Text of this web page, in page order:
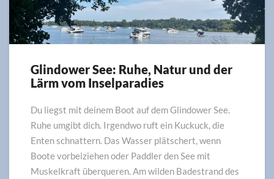
Glindower
See:
Natur
und
der
vom
Inselparadies
Glindower See: Ruhe, Natur und der
Lärm vom Inselparadies
Du liegst mit deinem Boot auf dem Glindower See.
Ruhe umgibt dich. Irgendwo ruft ein Kuckuck, die
Enten schnattern. Das Wasser plätschert, wenn
Boote vorbeiziehen oder Paddler den See mit
Muskelkraft überqueren. Am wilden Badestrand des